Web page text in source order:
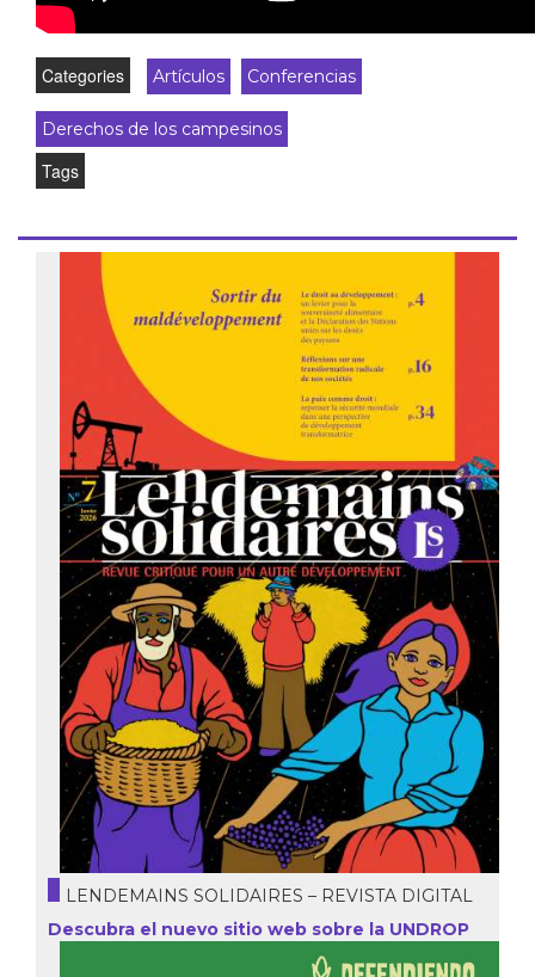
Categories Artículos Conferencias
Derechos de los campesinos
Tags
LENDEMAINS SOLIDAIRES – REVISTA DIGITAL
Descubra el nuevo sitio web sobre la UNDROP